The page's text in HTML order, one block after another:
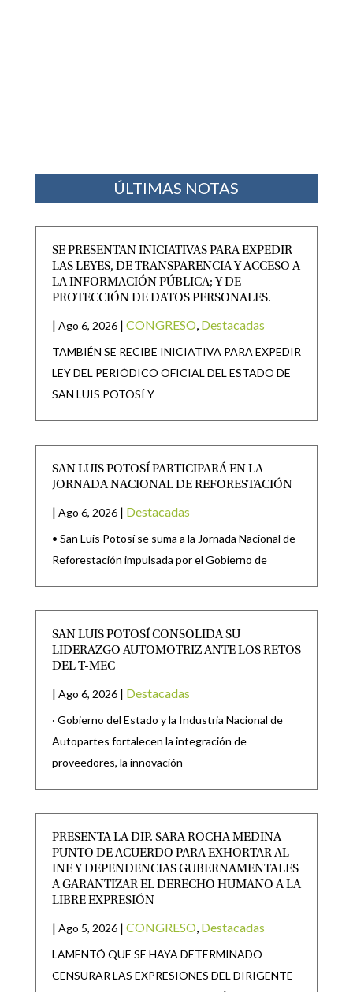
ÚLTIMAS NOTAS
SE PRESENTAN INICIATIVAS PARA EXPEDIR
LAS LEYES, DE TRANSPARENCIA Y ACCESO A
LA INFORMACIÓN PÚBLICA; Y DE
PROTECCIÓN DE DATOS PERSONALES.
| Ago 6, 2026 | CONGRESO Destacadas
TAMBIÉN SE RECIBE INICIATIVA PARA EXPEDIR
LEY DEL PERIÓDICO OFICIAL DEL ESTADO DE
SAN LUIS POTOSÍ Y
SAN LUIS POTOSÍ PARTICIPARÁ EN LA
JORNADA NACIONAL DE REFORESTACIÓN
| Ago 6, 2026 | Destacadas
• San Luis Potosí se suma a la Jornada Nacional de
Reforestación impulsada por el Gobierno de
SAN LUIS POTOSÍ CONSOLIDA SU
LIDERAZGO AUTOMOTRIZ ANTE LOS RETOS
DEL T-MEC
| Ago 6, 2026 | Destacadas
· Gobierno del Estado y la Industria Nacional de
Autopartes fortalecen la integración de
proveedores, la innovación
PRESENTA LA DIP. SARA ROCHA MEDINA
PUNTO DE ACUERDO PARA EXHORTAR AL
INE Y DEPENDENCIAS GUBERNAMENTALES
A GARANTIZAR EL DERECHO HUMANO A LA
LIBRE EXPRESIÓN
| Ago 5, 2026 | CONGRESO Destacadas
LAMENTÓ QUE SE HAYA DETERMINADO
CENSURAR LAS EXPRESIONES DEL DIRIGENTE
NACIONAL DE UN PARTIDO POLÍTICO La